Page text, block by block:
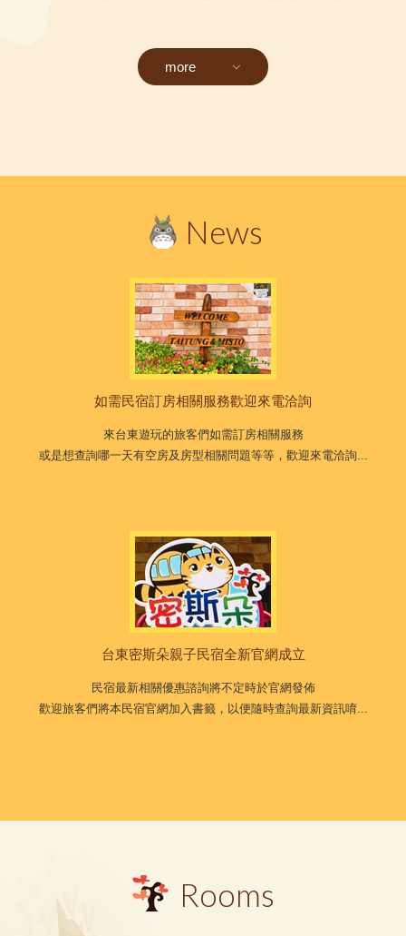
more
News
如需民宿訂房相關服務歡迎來電洽詢
來台東遊玩的旅客們如需訂房相關服務
或是想查詢哪一天有空房及房型相關問題等等，歡迎來電洽詢...
台東密斯朵親子民宿全新官網成立
民宿最新相關優惠諮詢將不定時於官網發佈
歡迎旅客們將本民宿官網加入書籤，以便隨時查詢最新資訊唷...
Rooms